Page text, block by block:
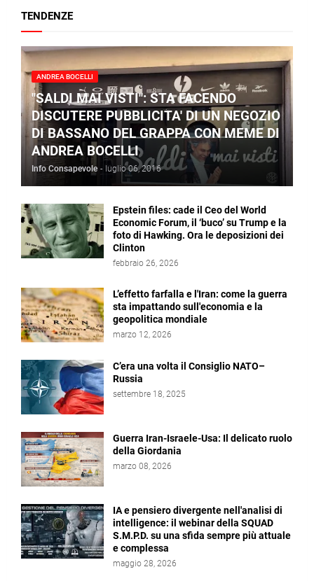
TENDENZE
ANDREA BOCELLI
"SALDI MAI VISTI": STA FACENDO
DISCUTERE PUBBLICITA' DI UN NEGOZIO
DI BASSANO DEL GRAPPA CON MEME DI
ANDREA BOCELLI
Info Consapevole - luglio 06, 2016
Epstein files: cade il Ceo del World
Economic Forum, il ‘buco’ su Trump e la
foto di Hawking. Ora le deposizioni dei
Clinton
febbraio 26, 2026
L’effetto farfalla e l'Iran: come la guerra
sta impattando sull'economia e la
geopolitica mondiale
marzo 12, 2026
C’era una volta il Consiglio NATO–
Russia
settembre 18, 2025
Guerra Iran-Israele-Usa: Il delicato ruolo
della Giordania
marzo 08, 2026
IA e pensiero divergente nell'analisi di
intelligence: il webinar della SQUAD
S.M.P.D. su una sfida sempre più attuale
e complessa
maggio 28, 2026